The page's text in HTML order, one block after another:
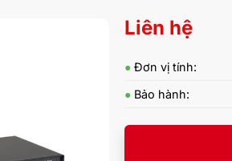
Liên hệ
●Đơn vị tính:
● Bảo hành: